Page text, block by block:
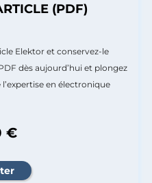
(PDF)
Elektor et conservez-le
dès aujourd’hui et plongez
en électronique
€